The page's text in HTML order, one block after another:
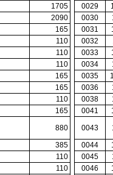
1705 0029
2090 0030
165 0031
110 0032
110 0033
110 0034
165 0035
165 0036
110 0038
165 0041
880 0043
385 0044
110 0045
110 0046